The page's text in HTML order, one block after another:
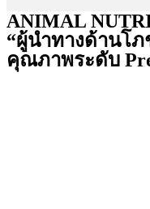
ANIMAL
“ผู้นำทางด้านโ
คุณภาพระดับ